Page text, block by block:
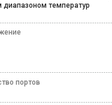
температур
портов